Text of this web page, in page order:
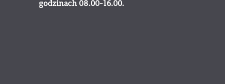
godzinach 08.00-16.00.